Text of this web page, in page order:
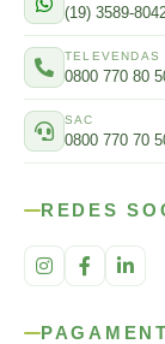
(19) 3589-
TELEVENDAS
0800 770 80
SAC
0800 770 70
REDES